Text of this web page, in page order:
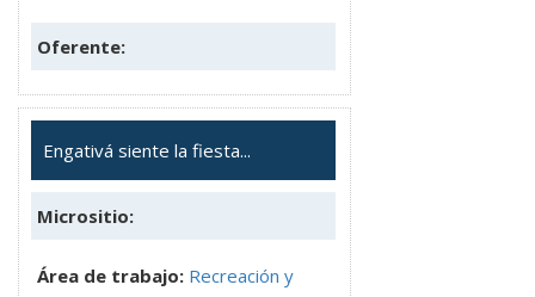
Oferente:
Engativá siente la fiesta...
Micrositio:
Área de trabajo: Recreación y